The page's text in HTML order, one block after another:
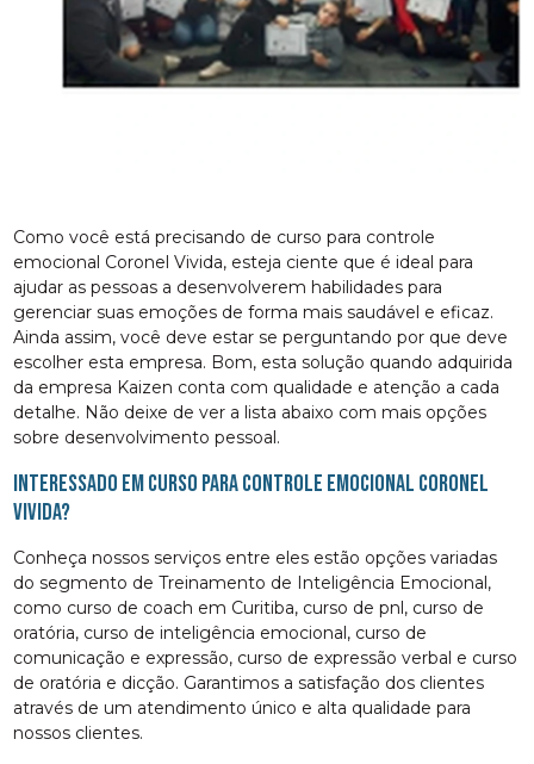
Como você está precisando de curso para controle
emocional Coronel Vivida, esteja ciente que é ideal para
ajudar as pessoas a desenvolverem habilidades para
gerenciar suas emoções de forma mais saudável e eficaz.
Ainda assim, você deve estar se perguntando por que deve
escolher esta empresa. Bom, esta solução quando adquirida
da empresa Kaizen conta com qualidade e atenção a cada
detalhe. Não deixe de ver a lista abaixo com mais opções
sobre desenvolvimento pessoal.
Interessado em curso para controle emocional Coronel
Vivida?
Conheça nossos serviços entre eles estão opções variadas
do segmento de Treinamento de Inteligência Emocional,
como curso de coach em Curitiba, curso de pnl, curso de
oratória, curso de inteligência emocional, curso de
comunicação e expressão, curso de expressão verbal e curso
de oratória e dicção. Garantimos a satisfação dos clientes
através de um atendimento único e alta qualidade para
nossos clientes.